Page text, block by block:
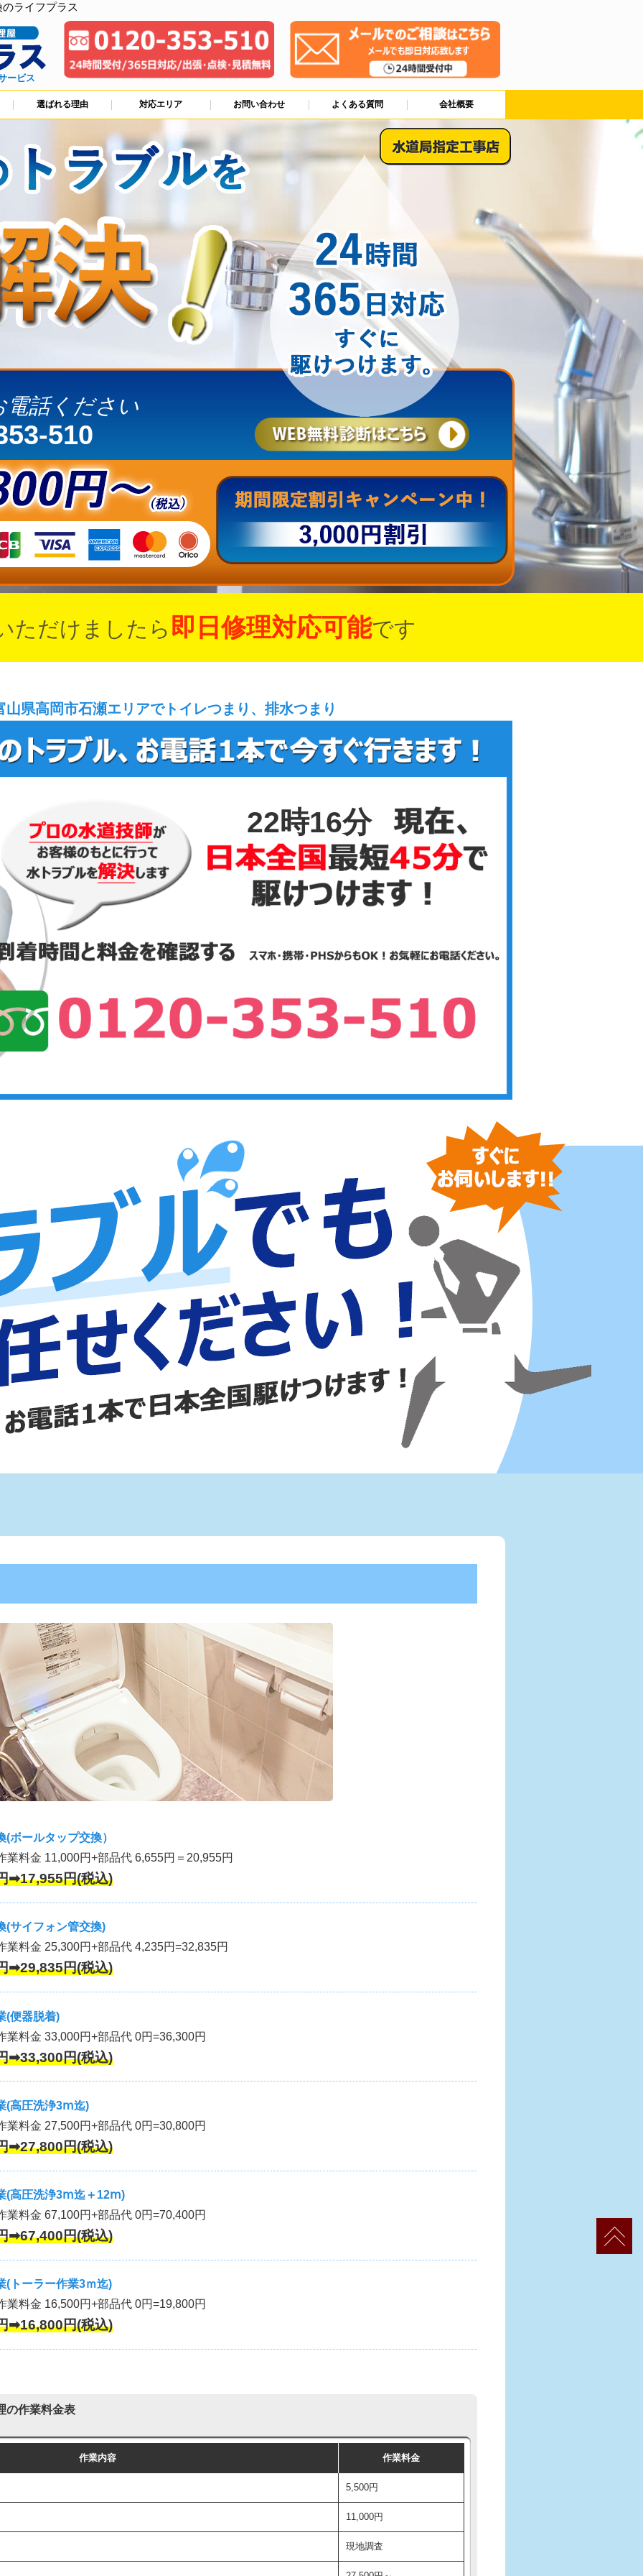
ライフプラス
ービス
選ばれる理由 対応エリア お問い合わせ よくある質問 会社概要
話ください
510
ただけましたら 即日修理対応可能です
山県高岡市石瀬エリアでトイレつまり、排水つまり
22時16分
ボールタップ交換）
業料金 11,000円+部品代 6,655円＝20,955円
➡17,955円(税込)
(サイフォン管交換)
業料金 25,300円+部品代 4,235円=32,835円
➡29,835円(税込)
(便器脱着)
業料金 33,000円+部品代 0円=36,300円
➡33,300円(税込)
(高圧洗浄3ⅿ迄)
業料金 27,500円+部品代 0円=30,800円
➡27,800円(税込)
(高圧洗浄3ⅿ迄＋12ⅿ)
業料金 67,100円+部品代 0円=70,400円
➡67,400円(税込)
(トーラー作業3ｍ迄)
業料金 16,500円+部品代 0円=19,800円
➡16,800円(税込)
の作業料金表
作業内容 作業料金
5,500円
11,000円
現地調査